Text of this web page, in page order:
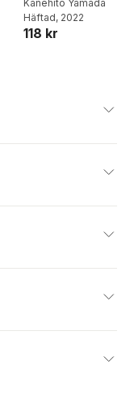
antal röster:
3
Kanehito Yamada
Häftad, 2022
118 kr